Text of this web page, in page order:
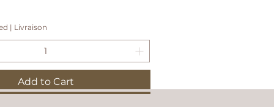
| Livraison
Add to Cart